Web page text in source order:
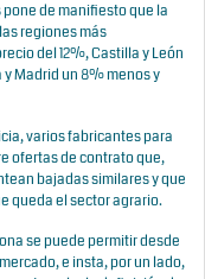
de manifiesto que la
regiones más
del 12%, Castilla y León
y Madrid un 8% menos y
varios fabricantes para
ofertas de contrato que,
bajadas similares y que
queda el sector agrario.
se puede permitir desde
e insta, por un lado,